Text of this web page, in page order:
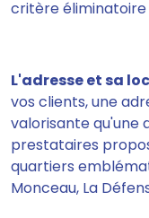
critère éliminatoire
L'adresse et sa
vos clients, une
valorisante qu'une
prestataires
quartiers
Monceau, La